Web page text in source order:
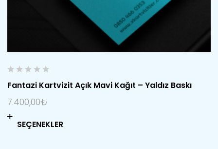
SEÇENEKLER
0
o
u
o
Fantazi Kartvizit Açık Mavi Kağıt – Yaldız Baskı
7.400,00₺